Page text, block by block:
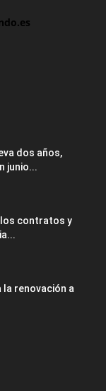
dos años,
junio...
los contratos y
la renovación a